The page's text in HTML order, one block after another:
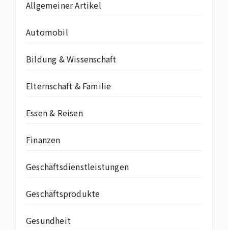
Allgemeiner Artikel
Automobil
Bildung & Wissenschaft
Elternschaft & Familie
Essen & Reisen
Finanzen
Geschäftsdienstleistungen
Geschäftsprodukte
Gesundheit